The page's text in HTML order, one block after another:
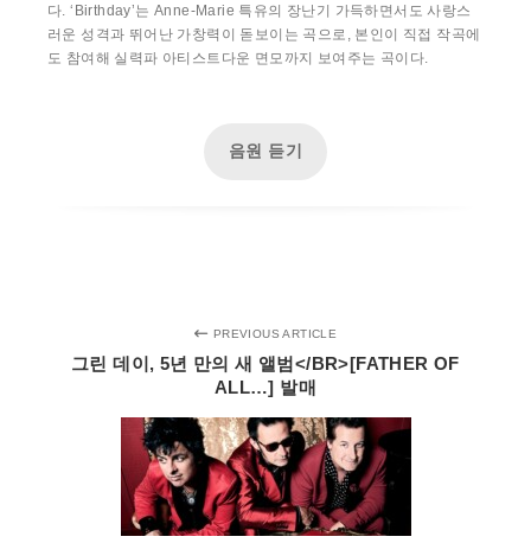
다. ‘Birthday’는 Anne-Marie 특유의 장난기 가득하면서도 사랑스
러운 성격과 뛰어난 가창력이 돋보이는 곡으로, 본인이 직접 작곡에
도 참여해 실력파 아티스트다운 면모까지 보여주는 곡이다.
음원 듣기
PREVIOUS ARTICLE
그린 데이, 5년 만의 새 앨범</BR>[FATHER OF
ALL…] 발매